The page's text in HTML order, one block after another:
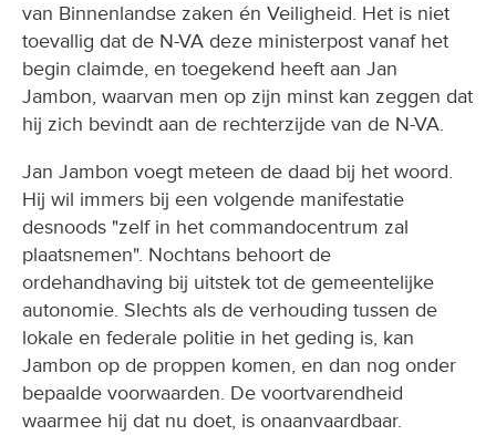
van Binnenlandse zaken én Veiligheid. Het is niet
toevallig dat de N-VA deze ministerpost vanaf het
begin claimde, en toegekend heeft aan Jan
Jambon, waarvan men op zijn minst kan zeggen dat
hij zich bevindt aan de rechterzijde van de N-VA.
Jan Jambon voegt meteen de daad bij het woord.
Hij wil immers bij een volgende manifestatie
desnoods "zelf in het commandocentrum zal
plaatsnemen". Nochtans behoort de
ordehandhaving bij uitstek tot de gemeentelijke
autonomie. Slechts als de verhouding tussen de
lokale en federale politie in het geding is, kan
Jambon op de proppen komen, en dan nog onder
bepaalde voorwaarden. De voortvarendheid
waarmee hij dat nu doet, is onaanvaardbaar.